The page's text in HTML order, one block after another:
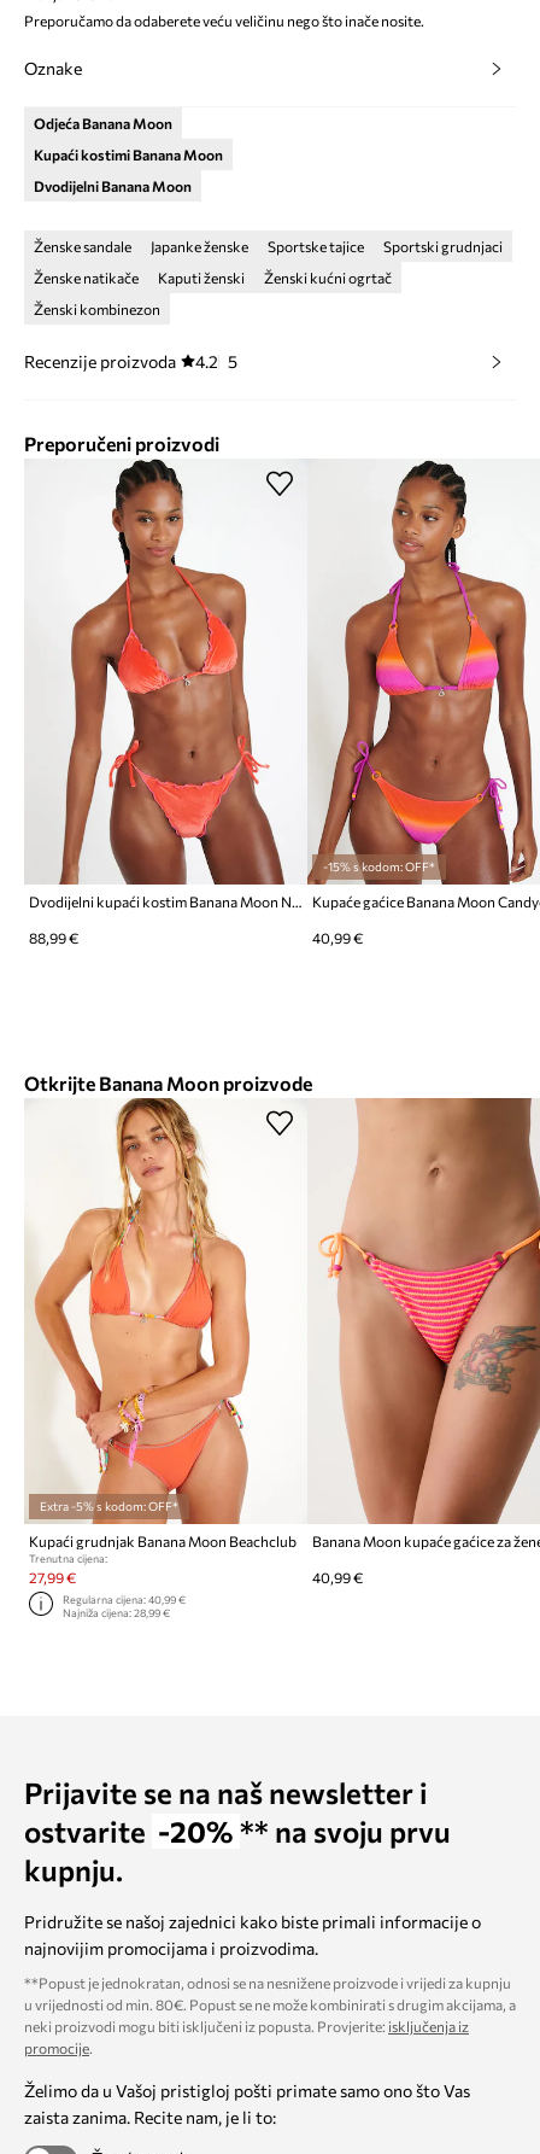
Preporučamo da odaberete veću veličinu nego što inače nosite.
Oznake
Odjeća Banana Moon
Kupaći kostimi Banana Moon
Dvodijelni Banana Moon
Ženske sandale Japanke ženske Sportske tajice
Sportski grudnjaci
Ženske natikače
Kaputi ženski
Ženski kućni ogrtač
Ženski kombinezon
Recenzije proizvoda 4.2 5
Preporučeni proizvodi
Dvodijelni kupaći kostim Banana Moon Neosun
88,99 €
-15% s kodom: OFF*
Kupaće gaćice Banana Moon
40,99 €
Otkrijte Banana Moon proizvode
Extra -5% s kodom: OFF*
Kupaći grudnjak Banana Moon Beachclub
Trenutna cijena:
27,99 €
Regularna cijena:40,99 €
Najniža cijena:28,99 €
40,99 €
Prijavite se na naš newsletter i
ostvarite -20% ** na svoju prvu
kupnju.
Pridružite se našoj zajednici kako biste primali informacije o
najnovijim promocijama i proizvodima.
**Popust je jednokratan, odnosi se na nesnižene proizvode i vrijedi za kupnju
u vrijednosti od min. 80€. Popust se ne može kombinirati s drugim akcijama, a
neki proizvodi mogu biti isključeni iz popusta. Provjerite: isključenja iz
promocije.
Želimo da u Vašoj pristigloj pošti primate samo ono što Vas
zaista zanima. Recite nam, je li to: